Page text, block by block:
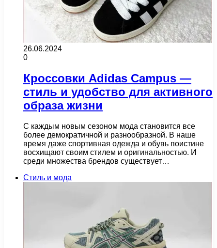
26.06.2024
0
Кроссовки Adidas Campus —
стиль и удобство для активного
образа жизни
С каждым новым сезоном мода становится все
более демократичной и разнообразной. В наше
время даже спортивная одежда и обувь поистине
восхищают своим стилем и оригинальностью. И
среди множества брендов существует…
Стиль и мода